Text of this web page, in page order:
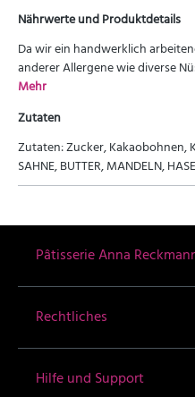
Nährwerte und Produktdetails
Da wir ein handwerklich
anderer Allergene wie diverse
Mehr
Zutaten
Zutaten: Zucker, Kakaobohnen,
SAHNE, BUTTER, MANDELN,
Pâtisserie Anna
Rechtliches
Hilfe und Support